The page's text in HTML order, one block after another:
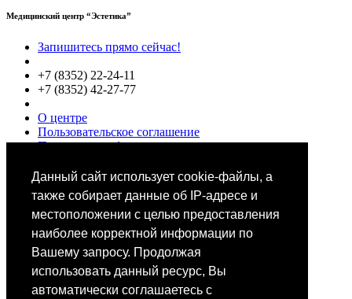
Данный сайт использует cookie-файлы, а
также собирает данные об IP-адресе и
местоположении с целью предоставления
наиболее корректной информации по
Вашему запросу. Продолжая
использовать данный ресурс, Вы
автоматически соглашаетесь с
Медицинский центр “Эстетика”
Запишитесь прямо сейчас!
+7 (8352) 22-24-11
+7 (8352) 42-27-77
О центре
Пользовательское соглашение
Политики конфиденциальности
Специалисты
Выбор звезд
Мобильное приложение